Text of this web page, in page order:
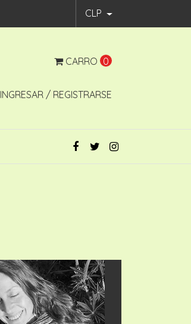
CLP
CARRO 0
INGRESAR / REGISTRARSE